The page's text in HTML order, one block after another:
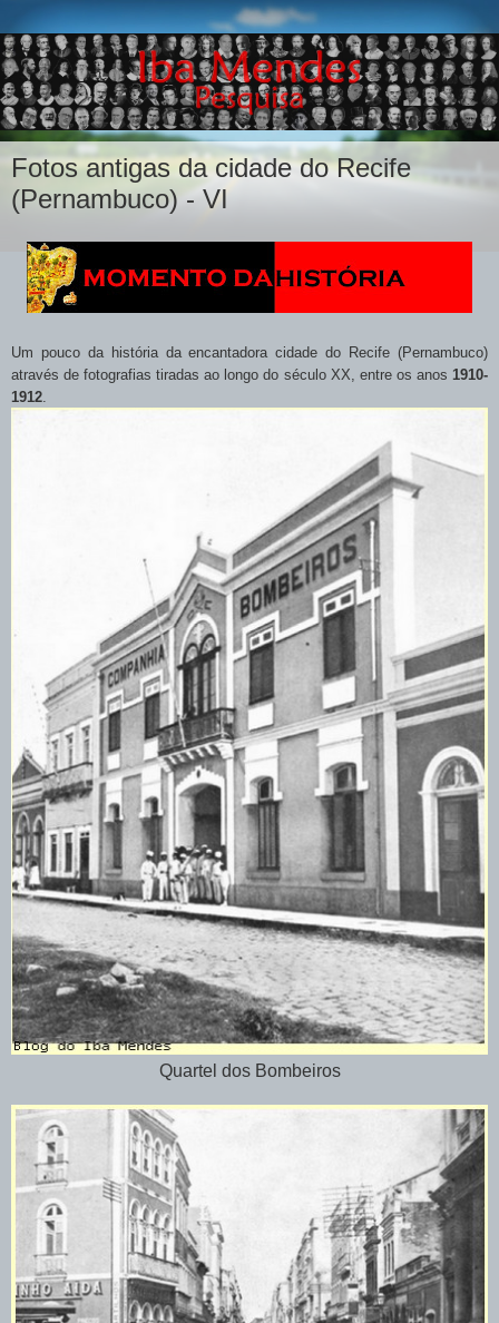
Fotos antigas da cidade do Recife
(Pernambuco) - VI
Um pouco da história da encantadora cidade do Recife (Pernambuco)
através de fotografias tiradas ao longo do século XX, entre os anos 1910-
1912
Quartel dos Bombeiros